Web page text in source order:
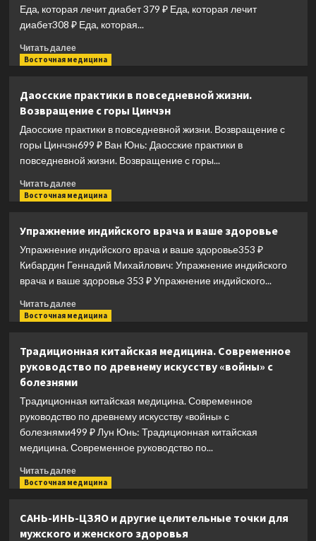
чтобы
сохранить
здоровье
помощью
кетогенной
диеты
Еда, которая лечит диабет 379 ₽ Еда, которая лечит
диабет308 ₽ Еда, которая...
Читать далееПрочитать
больше
которая
лечит
диабет
Восточная медицина
Даосские практики в повседневной жизни.
Возвращение с горы Цинчэн
Даосские практики в повседневной жизни. Возвращение с
горы Цинчэн699 ₽ Ван Юнь: Даосские практики в
повседневной жизни. Возвращение с горы...
Читать далееПрочитать
больше
практики
в
повседневной
Возвращение
с
горы
Восточная медицина
Упражнение индийского врача и ваше здоровье
Упражнение индийского врача и ваше здоровье353 ₽
Кибардин Геннадий Михайлович: Упражнение индийского
врача и ваше здоровье 353 ₽ Упражнение индийского...
Читать далееПрочитать
больше
индийского
врача
и
Восточная медицина
Традиционная китайская медицина. Современное
руководство по древнему искусству «войны» с
болезнями
Традиционная китайская медицина. Современное
руководство по древнему искусству «войны» с
болезнями499 ₽ Лун Юнь: Традиционная китайская
медицина. Современное руководство по...
Читать далееПрочитать
больше
китайская
медицина.
Восточная медицина
САНЬ-ИНЬ-ЦЗЯО и другие целительные точки для
мужского и женского здоровья